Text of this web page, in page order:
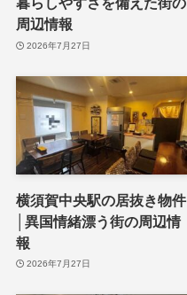
周辺情報
2026年7月27日
横須賀中央駅の居抜き物件
│異国情緒漂う街の周辺情
報
2026年7月27日